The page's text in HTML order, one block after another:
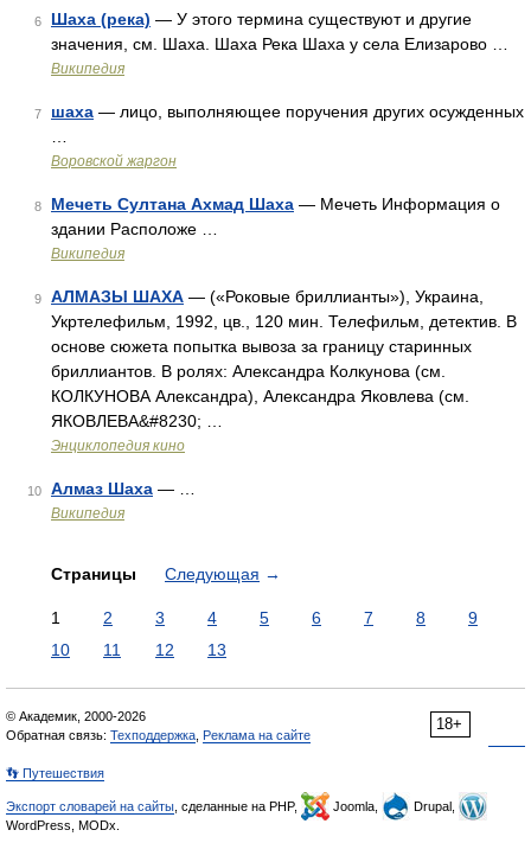
6 Шаха (река) — У этого термина существуют и другие
значения, см. Шаха. Шаха Река Шаха у села Елизарово …
Википедия
7 шаха — лицо, выполняющее поручения других осужденных
Воровской жаргон
8 Мечеть Султана Ахмад Шаха — Мечеть Информация о
здании Расположе …
Википедия
9 АЛМАЗЫ ШАХА — («Роковые бриллианты»), Украина,
Укртелефильм, 1992, цв., 120 мин. Телефильм, детектив. В
основе сюжета попытка вывоза за границу старинных
бриллиантов. В ролях: Александра Колкунова (см.
КОЛКУНОВА Александра), Александра Яковлева (см.
ЯКОВЛЕВА&#8230; …
Энциклопедия кино
10 Алмаз Шаха — …
Википедия
Страницы Следующая →
1 2 3 4 5 6 7 8
9
10
11 12 13
18+
© Академик, 2000-2026
Обратная связь: Техподдержка Реклама на сайте
👣 Путешествия
Экспорт словарей на сайты , сделанные на PHP, Joomla,
Drupal,
WordPress, MODx.